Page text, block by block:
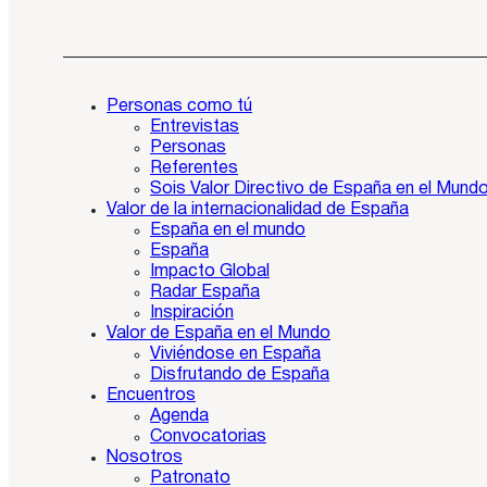
Personas como tú
Entrevistas
Personas
Referentes
Sois Valor Directivo de España en el
Valor de la internacionalidad de España
España en el mundo
España
Impacto Global
Radar España
Inspiración
Valor de España en el Mundo
Viviéndose en España
Disfrutando de España
Encuentros
Agenda
Convocatorias
Nosotros
Patronato